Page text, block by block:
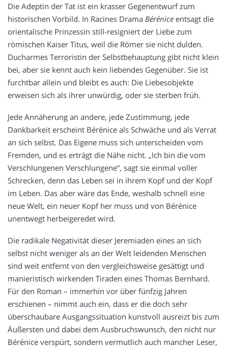
Die Adeptin der Tat ist ein krasser Gegenentwurf zum
historischen Vorbild. In Racines Drama Bérénice entsagt die
orientalische Prinzessin still-resigniert der Liebe zum
römischen Kaiser Titus, weil die Römer sie nicht dulden.
Ducharmes Terroristin der Selbstbehauptung gibt nicht klein
bei, aber sie kennt auch kein liebendes Gegenüber. Sie ist
furchtbar allein und bleibt es auch: Die Liebesobjekte
erweisen sich als ihrer unwürdig, oder sie sterben früh.
Jede Annäherung an andere, jede Zustimmung, jede
Dankbarkeit erscheint Bérénice als Schwäche und als Verrat
an sich selbst. Das Eigene muss sich unterscheiden vom
Fremden, und es erträgt die Nähe nicht. „Ich bin die vom
Verschlungenen Verschlungene“, sagt sie einmal voller
Schrecken, denn das Leben sei in ihrem Kopf und der Kopf
im Leben. Das aber wäre das Ende, weshalb schnell eine
neue Welt, ein neuer Kopf her muss und von Bérénice
unentwegt herbeigeredet wird.
Die radikale Negativität dieser Jeremiaden eines an sich
selbst nicht weniger als an der Welt leidenden Menschen
sind weit entfernt von den vergleichsweise gesättigt und
manieristisch wirkenden Tiraden eines Thomas Bernhard.
Für den Roman – immerhin vor über fünfzig Jahren
erschienen – nimmt auch ein, dass er die doch sehr
überschaubare Ausgangssituation kunstvoll ausreizt bis zum
Äußersten und dabei dem Ausbruchswunsch, den nicht nur
Bérénice verspürt, sondern vermutlich auch mancher Leser,